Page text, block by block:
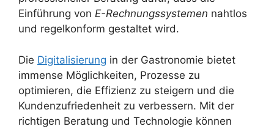
Einführung von E-Rechnungssystemen nahtlos
und regelkonform gestaltet wird.
Die Digitalisierung in der Gastronomie bietet
immense Möglichkeiten, Prozesse zu
optimieren, die Effizienz zu steigern und die
Kundenzufriedenheit zu verbessern. Mit der
richtigen Beratung und Technologie können